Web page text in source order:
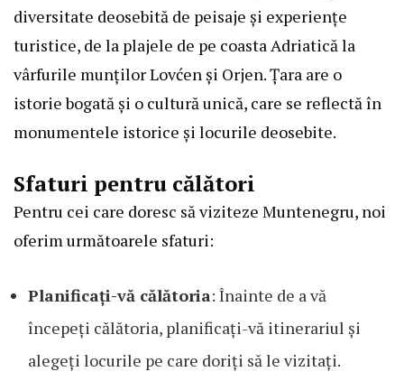
diversitate deosebită de peisaje și experiențe
turistice, de la plajele de pe coasta Adriatică la
vârfurile munților Lovćen și Orjen. Țara are o
istorie bogată și o cultură unică, care se reflectă în
monumentele istorice și locurile deosebite.
Sfaturi pentru călători
Pentru cei care doresc să viziteze Muntenegru, noi
oferim următoarele sfaturi:
Planificați-vă călătoria: Înainte de a vă
începeți călătoria, planificați-vă itinerariul și
alegeți locurile pe care doriți să le vizitați.